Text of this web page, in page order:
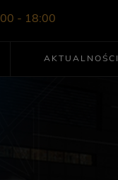
- 18:00
AKTUALNOŚCI